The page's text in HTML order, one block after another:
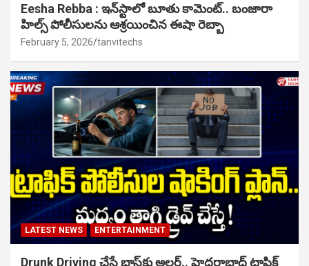
Eesha Rebba : ఇన్‌స్టాలో బూతు కామెంట్.. బంజారా
హిల్స్ పోలీసులను ఆశ్రయించిన ఈషా రెబ్బా
February 5, 2026 tanvitechs
LATEST NEWS ENTERTAINMENT
Drunk Driving చేస్తే బాస్‌కు అలర్ట్.. హైదరాబాద్ ట్రాఫిక్